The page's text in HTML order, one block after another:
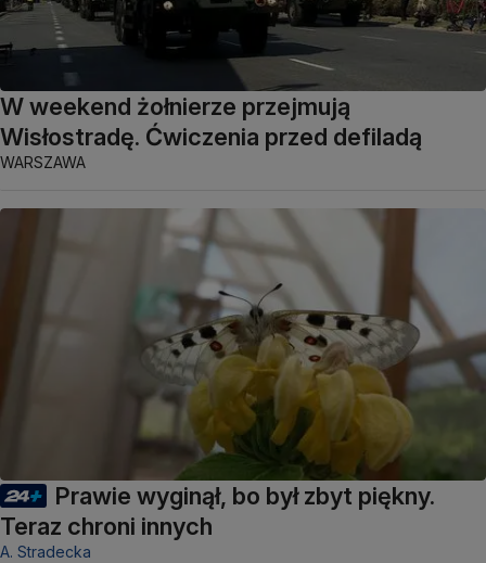
W weekend żołnierze przejmują
Wisłostradę. Ćwiczenia przed defiladą
WARSZAWA
Prawie wyginął, bo był zbyt piękny.
Teraz chroni innych
A. Stradecka